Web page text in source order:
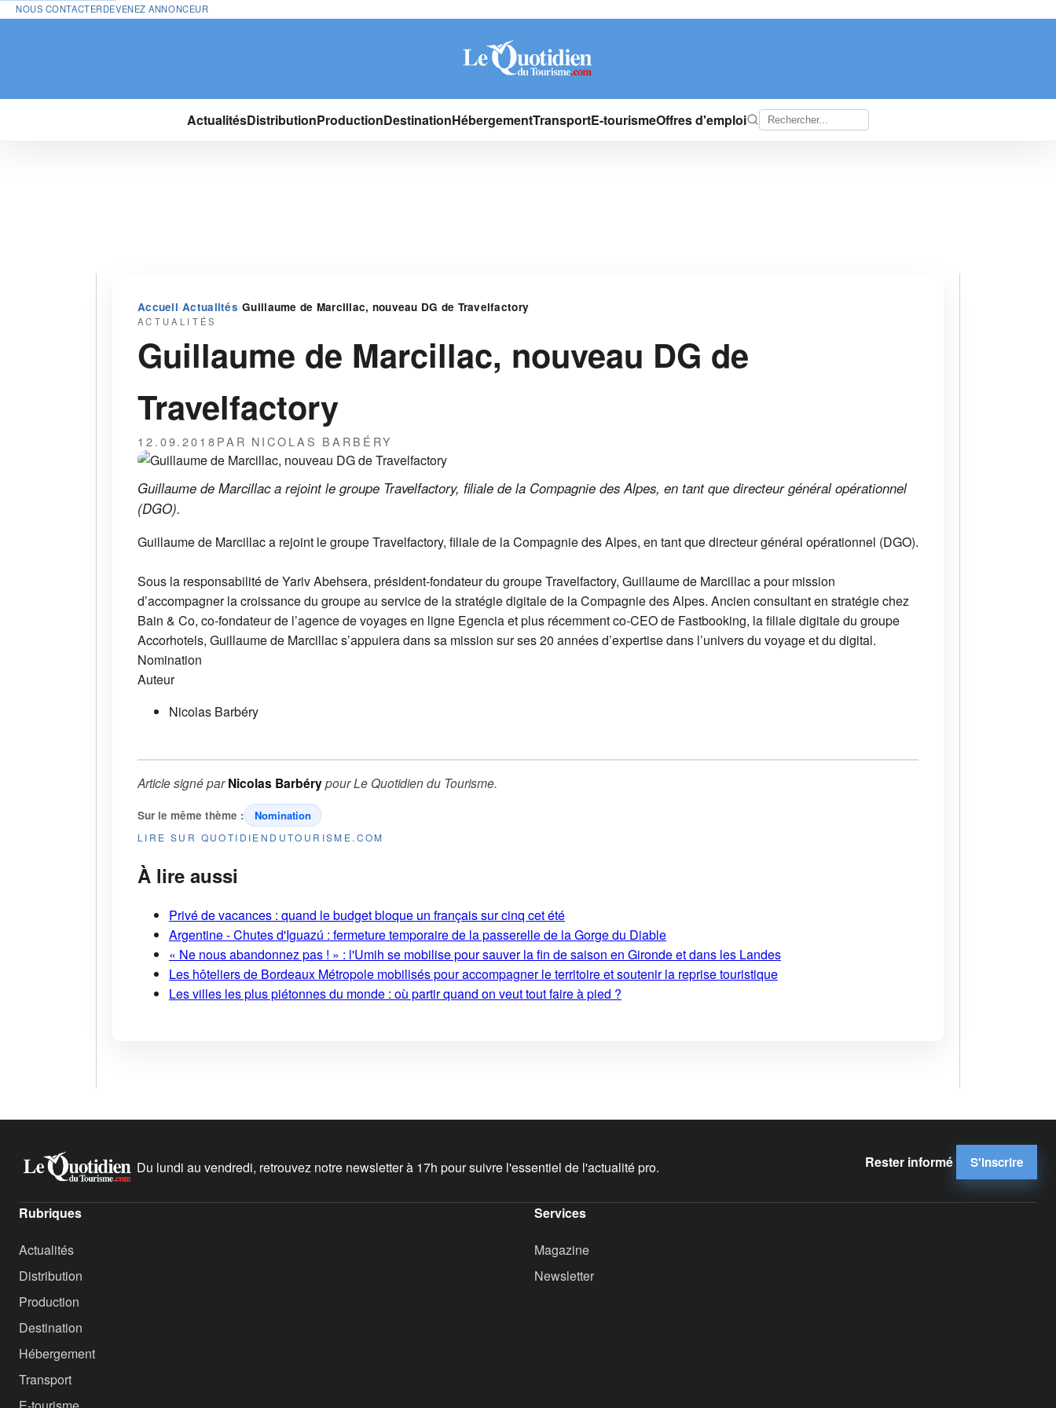
NOUS CONTACTERDEVENEZ ANNONCEUR
ActualitésDistributionProductionDestinationHébergementTransportE-tourismeOffres d'emploi
Accueil›Actualités›Guillaume de Marcillac, nouveau DG de Travelfactory
ACTUALITÉS
Guillaume de Marcillac, nouveau DG de
Travelfactory
12.09.2018PAR NICOLAS BARBÉRY
Guillaume de Marcillac a rejoint le groupe Travelfactory, filiale de la Compagnie des Alpes, en tant que directeur général opérationnel
(DGO).
Guillaume de Marcillac a rejoint le groupe Travelfactory, filiale de la Compagnie des Alpes, en tant que directeur général opérationnel (DGO).
Sous la responsabilité de Yariv Abehsera, président-fondateur du groupe Travelfactory, Guillaume de Marcillac a pour mission
d’accompagner la croissance du groupe au service de la stratégie digitale de la Compagnie des Alpes. Ancien consultant en stratégie chez
Bain & Co, co-fondateur de l’agence de voyages en ligne Egencia et plus récemment co-CEO de Fastbooking, la filiale digitale du groupe
Accorhotels, Guillaume de Marcillac s’appuiera dans sa mission sur ses 20 années d’expertise dans l’univers du voyage et du digital.
Nomination
Auteur
Nicolas Barbéry
Article signé parNicolas BarbérypourLe Quotidien du Tourisme.
Sur le même thème : Nomination
LIRE SUR QUOTIDIENDUTOURISME.COM
À lire aussi
Privé de vacances : quand le budget bloque un français sur cinq cet été
Argentine - Chutes d'Iguazú : fermeture temporaire de la passerelle de la Gorge du Diable
« Ne nous abandonnez pas ! » : l'Umih se mobilise pour sauver la fin de saison en Gironde et dans les Landes
Les hôteliers de Bordeaux Métropole mobilisés pour accompagner le territoire et soutenir la reprise touristique
Les villes les plus piétonnes du monde : où partir quand on veut tout faire à pied ?
Du lundi au vendredi, retrouvez notre newsletter à 17h pour suivre l'essentiel de l'actualité pro. Rester informé S'inscrire
Rubriques
Actualités
Distribution
Production
Destination
Hébergement
Transport
Services
Magazine
Newsletter